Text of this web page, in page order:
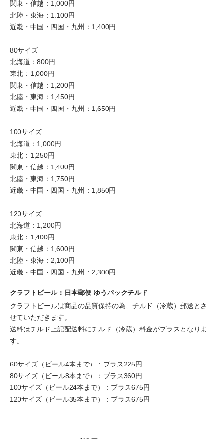
関東・信越：1,000円
北陸・東海：1,100円
近畿・中国・四国・九州：1,400円
80サイズ
北海道：800円
東北：1,000円
関東・信越：1,200円
北陸・東海：1,450円
近畿・中国・四国・九州：1,650円
100サイズ
北海道：1,000円
東北：1,250円
関東・信越：1,400円
北陸・東海：1,750円
近畿・中国・四国・九州：1,850円
120サイズ
北海道：1,200円
東北：1,400円
関東・信越：1,600円
北陸・東海：2,100円
近畿・中国・四国・九州：2,300円
クラフトビール：日本郵便 ゆうパックチルド
クラフトビールは商品の品質保持の為、チルド（冷蔵）郵送とさ
せていただきます。
送料はチルド上記配送料にチルド（冷蔵）料金がプラスとなりま
す。
60サイズ（ビール4本まで）：プラス225円
80サイズ（ビール8本まで）：プラス360円
100サイズ（ビール24本まで）：プラス675円
120サイズ（ビール35本まで）：プラス675円